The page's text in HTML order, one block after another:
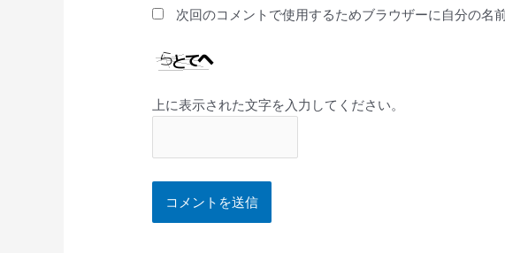
次回のコメントで使用するためブラウザーに自分の名
上に表示された文字を入力してください。